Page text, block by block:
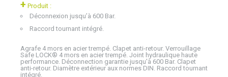
+ Produit :
Déconnexion jusqu’à 600 Bar.
Raccord tournant intégré.
Agrafe 4 mors en acier trempé. Clapet anti-retour. Verrouillage
Safe LOCK® 4 mors en acier trempé. Joint hydraulique haute
performance. Déconnection garantie jusqu'à 600 Bar. Clapet
anti-retour. Diamètre extérieur aux normes DIN. Raccord tournant
intégré.